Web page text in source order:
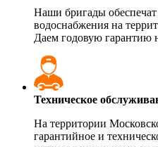
Наши бригады
водоснабжения на
Даем годовую гарантию
Техническое
На территории
гарантийное и